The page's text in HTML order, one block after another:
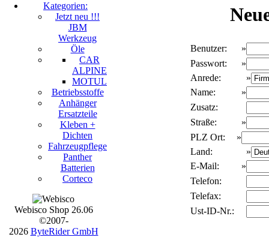
Kategorien:
Jetzt neu !!!
JBM
Werkzeug
Öle
CAR
ALPINE
MOTUL
Betriebsstoffe
Anhänger
Ersatzteile
Kleben +
Dichten
Fahrzeugpflege
Panther
Batterien
Corteco
Webisco Shop 26.06
©2007-
2026 ByteRider GmbH
Benutzer:
»
Passwort:
»
Anrede:
»
Name:
»
Zusatz:
Straße:
»
PLZ Ort:
»
Land:
»
E-Mail:
»
Telefon:
Telefax:
Ust-ID-Nr.: